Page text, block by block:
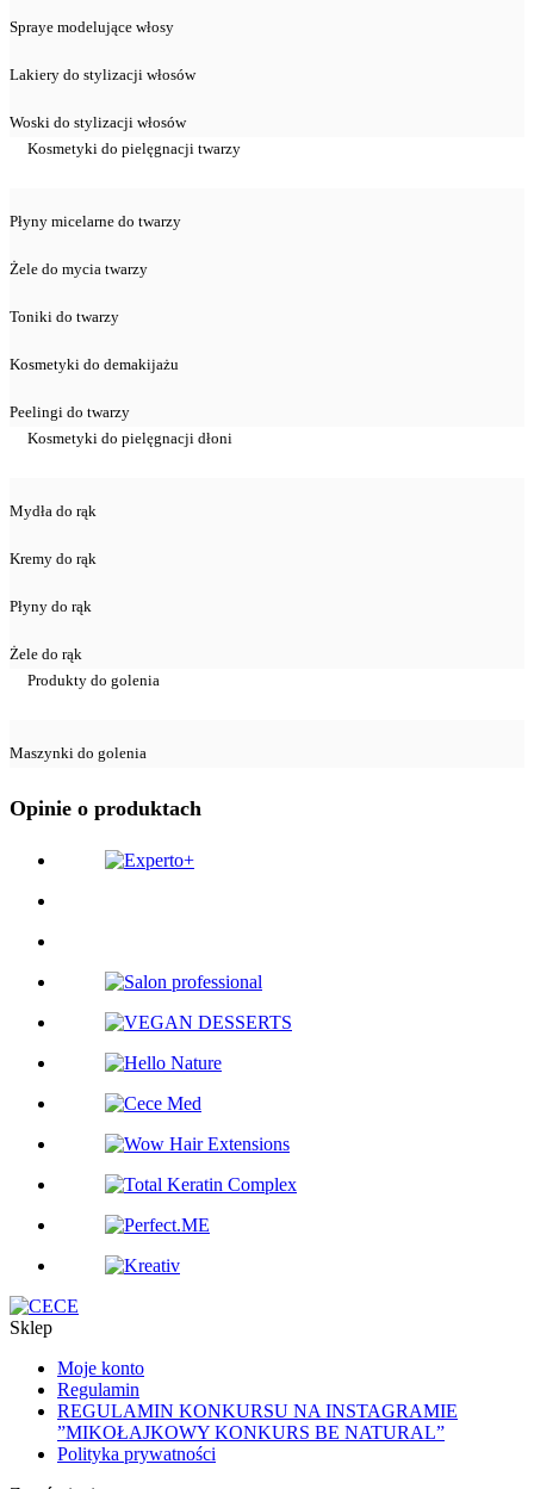
Spraye modelujące włosy
Lakiery do stylizacji włosów
Woski do stylizacji włosów
Kosmetyki do pielęgnacji twarzy
Płyny micelarne do twarzy
Żele do mycia twarzy
Toniki do twarzy
Kosmetyki do demakijażu
Peelingi do twarzy
Kosmetyki do pielęgnacji dłoni
Mydła do rąk
Kremy do rąk
Płyny do rąk
Żele do rąk
Produkty do golenia
Maszynki do golenia
Opinie o produktach
Sklep
Moje konto
Regulamin
REGULAMIN KONKURSU NA INSTAGRAMIE
”MIKOŁAJKOWY KONKURS BE NATURAL”
Polityka prywatności